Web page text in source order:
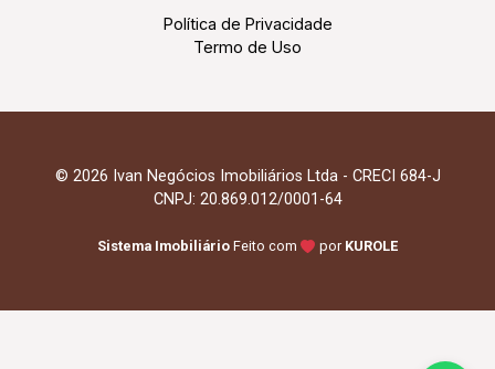
Política de Privacidade
Termo de Uso
© 2026 Ivan Negócios Imobiliários Ltda - CRECI 684-J
CNPJ: 20.869.012/0001-64
Sistema Imobiliário Feito com por KUROLE